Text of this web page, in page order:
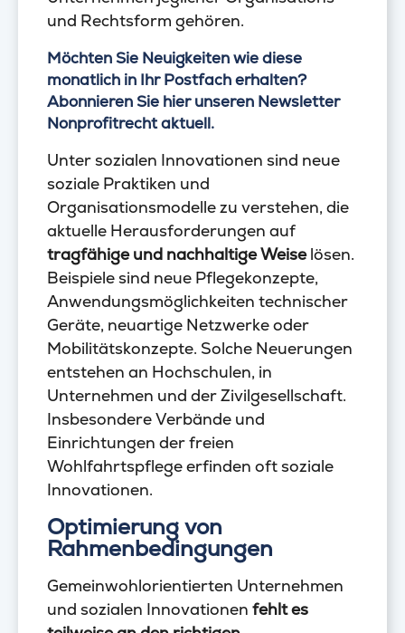
und Rechtsform gehören.
Möchten Sie Neuigkeiten wie diese
monatlich in Ihr Postfach erhalten?
Abonnieren Sie hier unseren Newsletter
Nonprofitrecht aktuell.
Unter sozialen Innovationen sind neue
soziale Praktiken und
Organisationsmodelle zu verstehen, die
aktuelle Herausforderungen auf
tragfähige und nachhaltige Weiselösen.
Beispiele sind neue Pflegekonzepte,
Anwendungsmöglichkeiten technischer
Geräte, neuartige Netzwerke oder
Mobilitätskonzepte. Solche Neuerungen
entstehen an Hochschulen, in
Unternehmen und der Zivilgesellschaft.
Insbesondere Verbände und
Einrichtungen der freien
Wohlfahrtspflege erfinden oft soziale
Innovationen.
Optimierung von
Rahmenbedingungen
Gemeinwohlorientierten Unternehmen
und sozialen Innovationen fehlt es